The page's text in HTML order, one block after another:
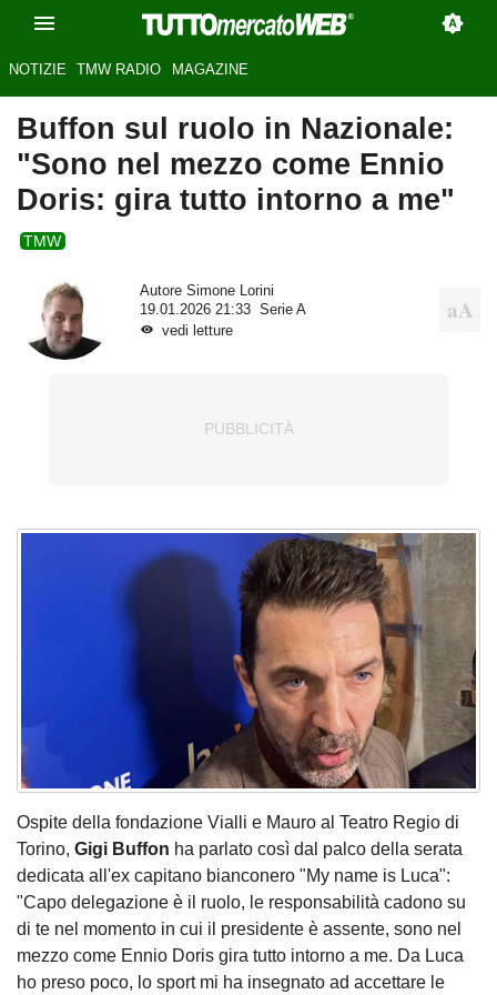
NOTIZIE TMW RADIO MAGAZINE
Buffon sul ruolo in Nazionale:
"Sono nel mezzo come Ennio
Doris: gira tutto intorno a me"
TMW
Autore Simone Lorini
19.01.2026 21:33
Serie A
vedi letture
Ospite della fondazione Vialli e Mauro al Teatro Regio di
Torino, Gigi Buffon ha parlato così dal palco della serata
dedicata all'ex capitano bianconero "My name is Luca":
"Capo delegazione è il ruolo, le responsabilità cadono su
di te nel momento in cui il presidente è assente, sono nel
mezzo come Ennio Doris gira tutto intorno a me. Da Luca
ho preso poco, lo sport mi ha insegnato ad accettare le